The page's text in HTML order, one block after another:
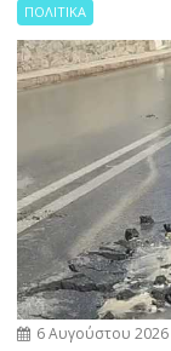
ΠΟΛΙΤΙΚΑ
6 Αυγούστου 2026